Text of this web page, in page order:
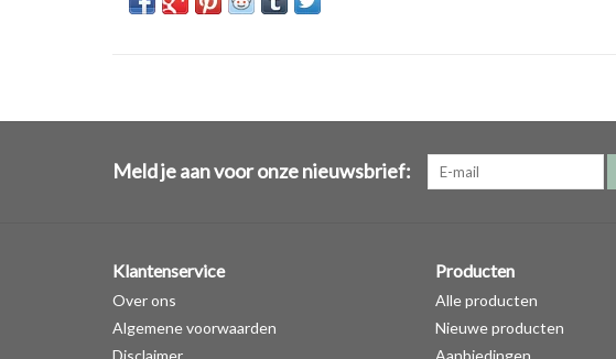
Meld je aan voor onze nieuwsbrief:
Klantenservice
Over ons
Algemene voorwaarden
Disclaimer
Producten
Alle producten
Nieuwe producten
Aanbiedingen